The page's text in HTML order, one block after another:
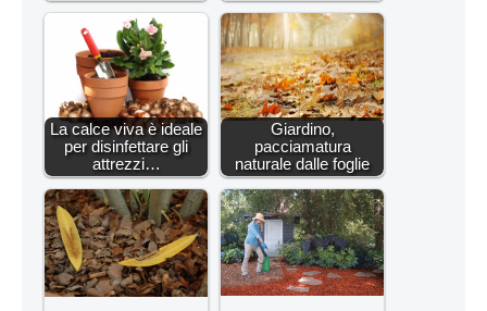
La calce viva è ideale
per disinfettare gli
attrezzi…
Giardino,
pacciamatura
naturale dalle foglie